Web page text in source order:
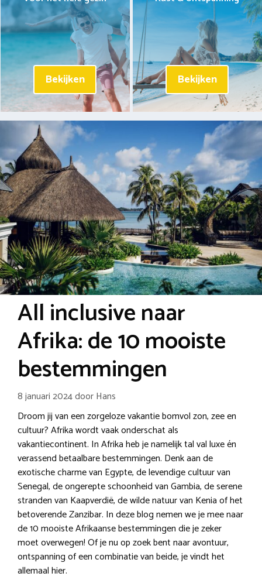
Bekijken Bekijken
All inclusive naar
Afrika: de 10 mooiste
bestemmingen
8 januari 2024doorHans
Droom jij van een zorgeloze vakantie bomvol zon, zee en
cultuur? Afrika wordt vaak onderschat als
vakantiecontinent. In Afrika heb je namelijk tal val luxe én
verassend betaalbare bestemmingen. Denk aan de
exotische charme van Egypte, de levendige cultuur van
Senegal, de ongerepte schoonheid van Gambia, de serene
stranden van Kaapverdië, de wilde natuur van Kenia of het
betoverende Zanzibar. In deze blog nemen we je mee naar
de 10 mooiste Afrikaanse bestemmingen die je zeker
moet overwegen! Of je nu op zoek bent naar avontuur,
ontspanning of een combinatie van beide, je vindt het
allemaal hier.